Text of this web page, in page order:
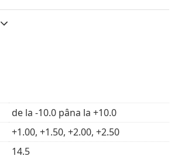
Biofinity Toric Multifocal sunt
confirmării medicului. Dacă
utilizare, deoarece iși pierd din
contact Biofinity oferă un echilibru
respirabilitate și performanțe
de la -10.0 pâna la +10.0
+1.00, +1.50, +2.00, +2.50
14.5